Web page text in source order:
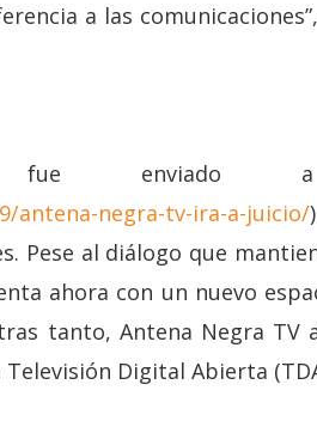
a las
enviado
antena-negra-tv-ira-a-juicio/
Pese al diálogo que
ahora con un nuevo
tanto, Antena Negra TV
Digital Abierta